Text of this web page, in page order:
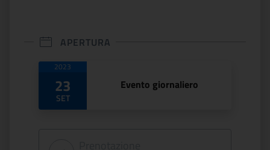
APERTURA
Date di apertura
2023
23
SET
Evento giornaliero